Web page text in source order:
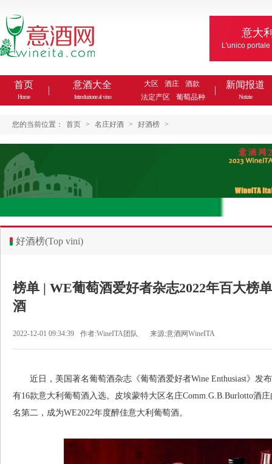
意大
L'unico
首页
Home
意酒大全
Introduzione al vino
大区 酒庄
酒款
法定产区
葡萄品种
新闻报道
Notizie
您的当前位置： 首页 > 名庄好酒 > 好酒榜 >
好酒榜(Top vini)
榜单 | WE葡萄酒爱好者杂志2022年百大榜
酒
2022-12-01 09:34:39 作者:WineITA团队 来源:意酒网WineITA
近日，美国著名葡萄酒杂志《葡萄酒爱好者Wine Enthusiast》发布
有16款意大利葡萄酒入选。皮埃蒙特大区名庄Comm.G.B.Burlotto酒
名第二，成为WE2022年度醉佳意大利葡萄酒。